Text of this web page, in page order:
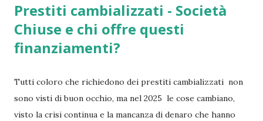
Prestiti cambializzati - Società
Chiuse e chi offre questi
finanziamenti?
Tutti coloro che richiedono dei prestiti cambializzati non
sono visti di buon occhio, ma nel 2025 le cose cambiano,
visto la crisi continua e la mancanza di denaro che hanno